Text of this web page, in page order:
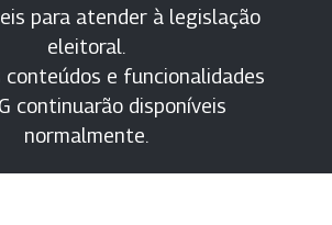
para atender à legislação
eleitoral.
conteúdos e funcionalidades
continuarão disponíveis
normalmente.